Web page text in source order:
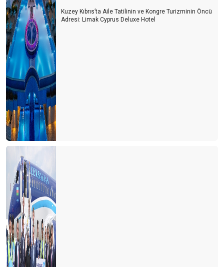
Kuzey Kıbrıs’ta Aile Tatilinin ve Kongre Turizminin Öncü
Adresi: Limak Cyprus Deluxe Hotel